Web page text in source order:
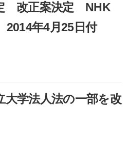
定 改正案決定 NHK
年4月25日付
大学法人法の一部を改